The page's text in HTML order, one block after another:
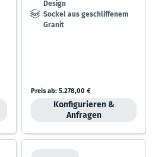
Design
Sockel aus geschliffenem
Granit
Preis ab: 5.278,00 €
Konfigurieren &
Anfragen